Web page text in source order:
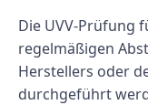
Die UVV-Prüfung
regelmäßigen
Herstellers oder
durchgeführt